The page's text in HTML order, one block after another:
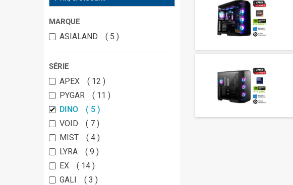
MARQUE
ASIALAND 5
SÉRIE
APEX
12
PYGAR
11
DINO
5
VOID
7
MIST
4
LYRA
9
EX
14
GALI
3